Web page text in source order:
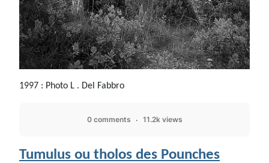
1997 : Photo L . Del Fabbro
0 comments 11.2k views
Tumulus ou tholos des Pounches